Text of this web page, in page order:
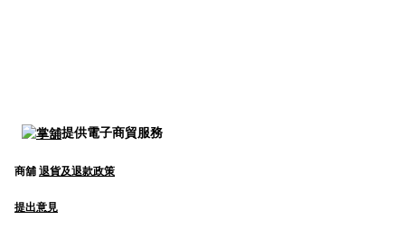
提供電子商貿服務
商舖 退貨及退款政策
提出意見